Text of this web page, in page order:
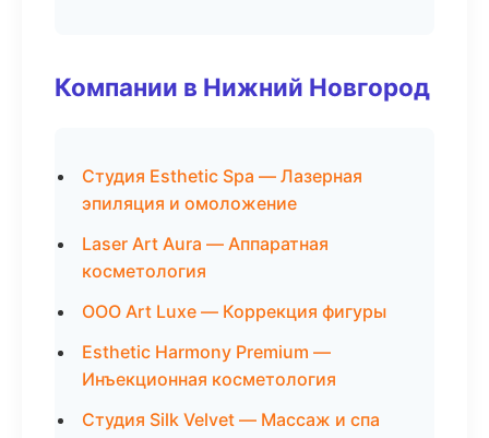
Компании в Нижний Новгород
Студия Esthetic Spa — Лазерная
эпиляция и омоложение
Laser Art Aura — Аппаратная
косметология
ООО Art Luxe — Коррекция фигуры
Esthetic Harmony Premium —
Инъекционная косметология
Студия Silk Velvet — Массаж и спа